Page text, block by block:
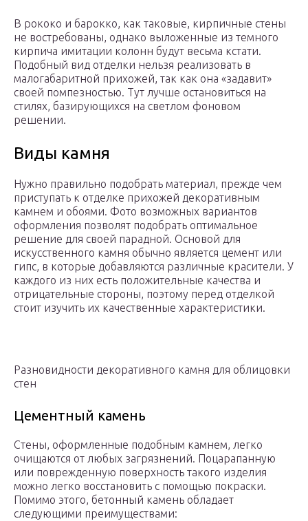
В рококо и барокко, как таковые, кирпичные стены
не востребованы, однако выложенные из темного
кирпича имитации колонн будут весьма кстати.
Подобный вид отделки нельзя реализовать в
малогабаритной прихожей, так как она «задавит»
своей помпезностью. Тут лучше остановиться на
стилях, базирующихся на светлом фоновом
решении.
Виды камня
Нужно правильно подобрать материал, прежде чем
приступать к отделке прихожей декоративным
камнем и обоями. Фото возможных вариантов
оформления позволят подобрать оптимальное
решение для своей парадной. Основой для
искусственного камня обычно является цемент или
гипс, в которые добавляются различные красители. У
каждого из них есть положительные качества и
отрицательные стороны, поэтому перед отделкой
стоит изучить их качественные характеристики.
Разновидности декоративного камня для облицовки
стен
Цементный камень
Стены, оформленные подобным камнем, легко
очищаются от любых загрязнений. Поцарапанную
или поврежденную поверхность такого изделия
можно легко восстановить с помощью покраски.
Помимо этого, бетонный камень обладает
следующими преимуществами: